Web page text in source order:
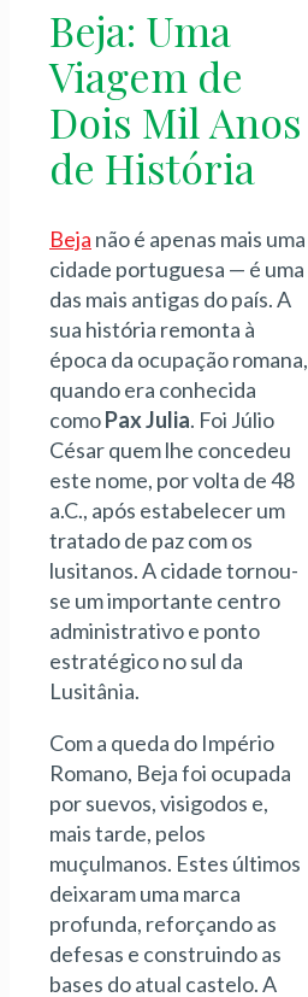
Beja: Uma
Viagem de
Dois Mil Anos
de História
Beja não é apenas mais uma
cidade portuguesa — é uma
das mais antigas do país. A
sua história remonta à
época da ocupação romana,
quando era conhecida
comoPax Julia. Foi Júlio
César quem lhe concedeu
este nome, por volta de 48
a.C., após estabelecer um
tratado de paz com os
lusitanos. A cidade tornou-
se um importante centro
administrativo e ponto
estratégico no sul da
Lusitânia.
Com a queda do Império
Romano, Beja foi ocupada
por suevos, visigodos e,
mais tarde, pelos
muçulmanos. Estes últimos
deixaram uma marca
profunda, reforçando as
defesas e construindo as
bases do atual castelo. A